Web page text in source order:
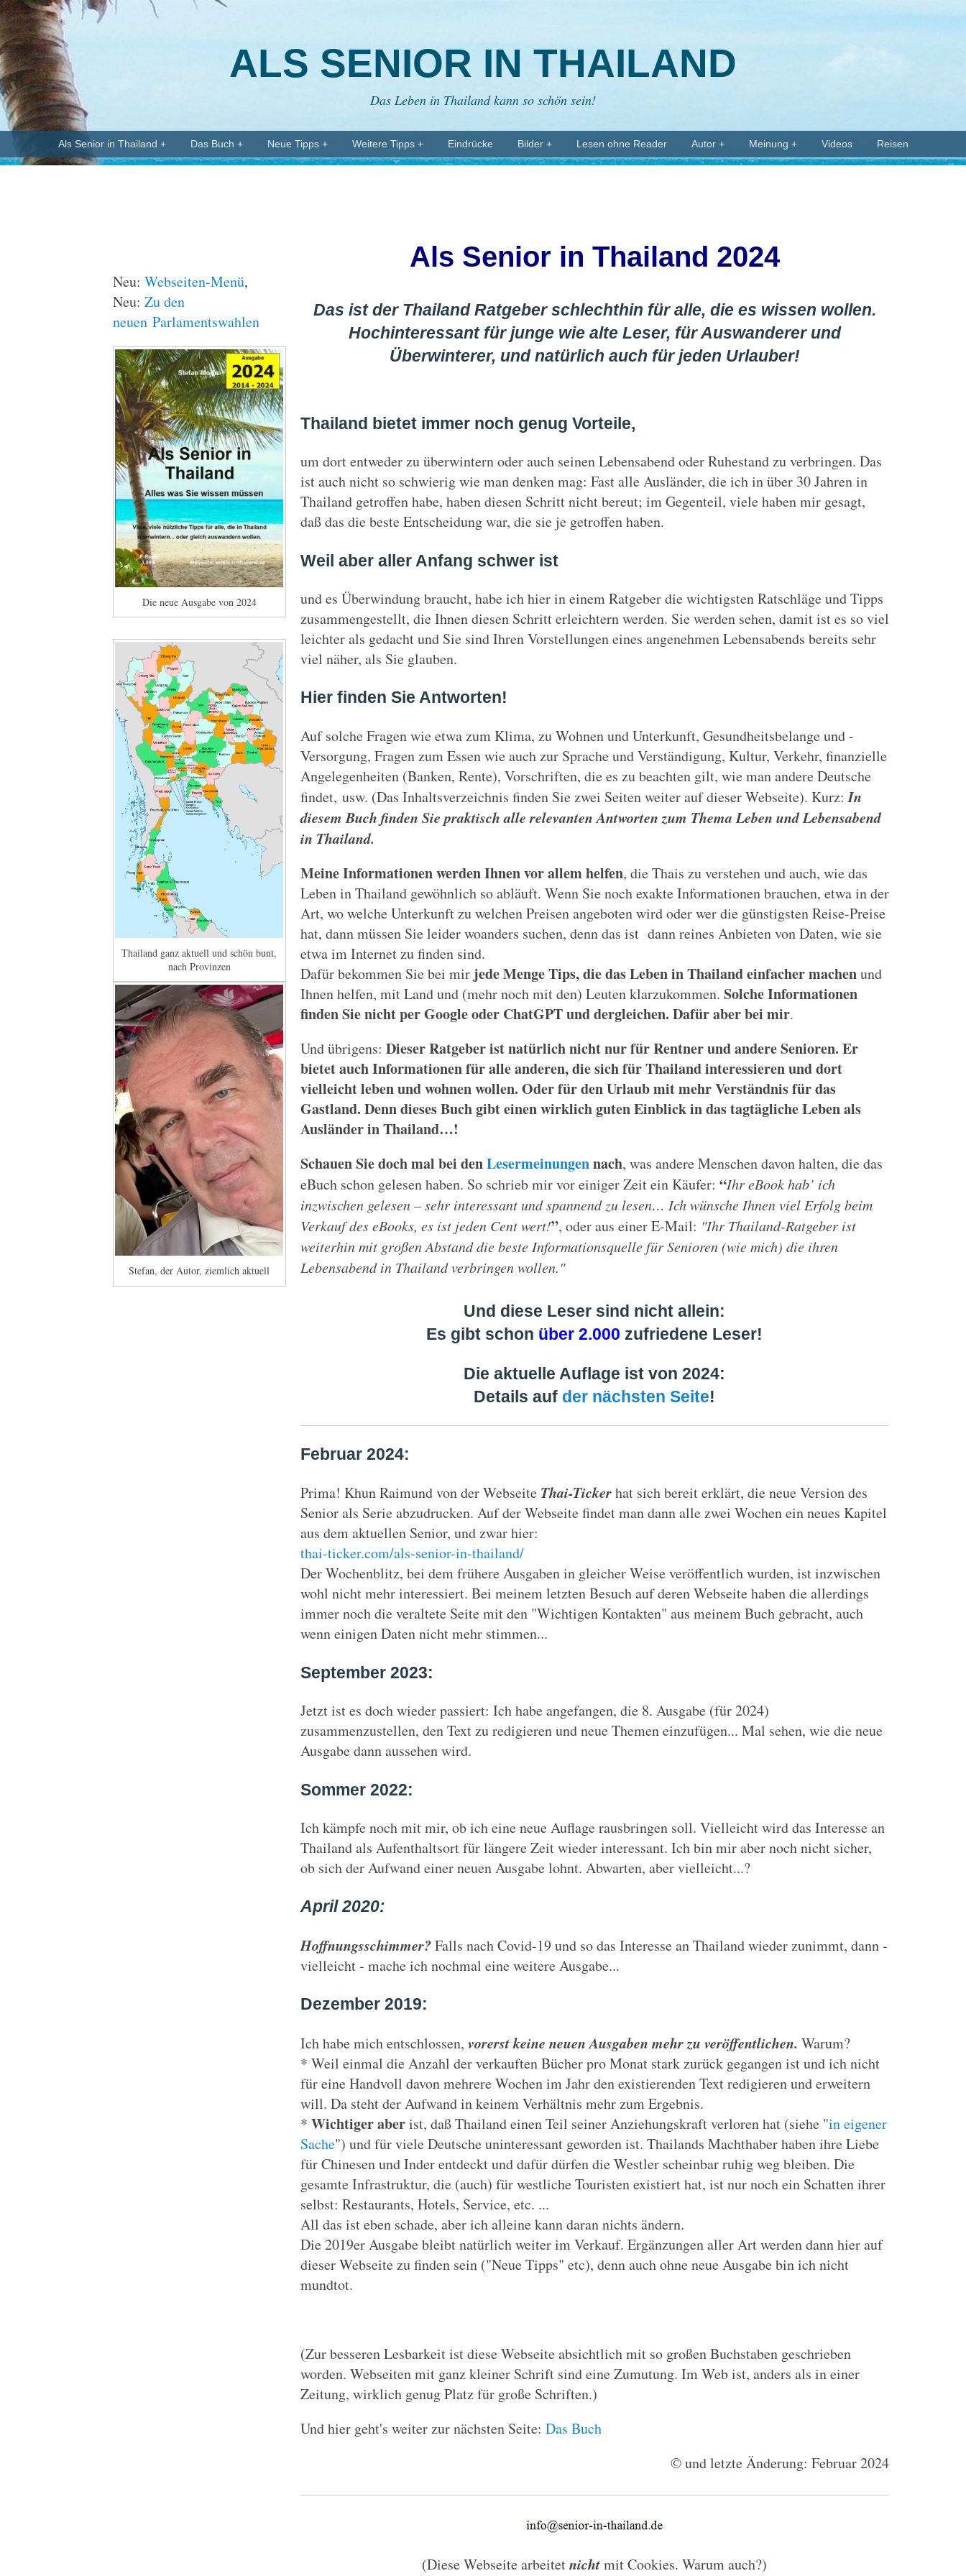
ALS SENIOR IN THAILAND
Das Leben in Thailand kann so schön sein!
to
Als Senior in Thailand + Das Buch + Neue Tipps + Weitere Tipps + Eindrücke Bilder + Lesen ohne Reader Autor + Meinung + Videos Reisen
Neu: Webseiten-Menü,
Neu: Zu den
neuen Parlamentswahlen
Die neue Ausgabe von 2024
Thailand ganz aktuell und schön bunt,
nach Provinzen
Stefan, der Autor, ziemlich aktuell
Als Senior in Thailand 2024
Das ist der Thailand Ratgeber schlechthin für alle, die es wissen wollen.
Hochinteressant für junge wie alte Leser, für Auswanderer und
Überwinterer, und natürlich auch für jeden Urlauber!
Thailand bietet immer noch genug Vorteile,
um dort entweder zu überwintern oder auch seinen Lebensabend oder Ruhestand zu verbringen. Das
ist auch nicht so schwierig wie man denken mag: Fast alle Ausländer, die ich in über 30 Jahren in
Thailand getroffen habe, haben diesen Schritt nicht bereut; im Gegenteil, viele haben mir gesagt,
daß das die beste Entscheidung war, die sie je getroffen haben.
Weil aber aller Anfang schwer ist
und es Überwindung braucht, habe ich hier in einem Ratgeber die wichtigsten Ratschläge und Tipps
zusammengestellt, die Ihnen diesen Schritt erleichtern werden. Sie werden sehen, damit ist es so viel
leichter als gedacht und Sie sind Ihren Vorstellungen eines angenehmen Lebensabends bereits sehr
viel näher, als Sie glauben.
Hier finden Sie Antworten!
Auf solche Fragen wie etwa zum Klima, zu Wohnen und Unterkunft, Gesundheitsbelange und -
Versorgung, Fragen zum Essen wie auch zur Sprache und Verständigung, Kultur, Verkehr, finanzielle
Angelegenheiten (Banken, Rente), Vorschriften, die es zu beachten gilt, wie man andere Deutsche
findet, usw. (Das Inhaltsverzeichnis finden Sie zwei Seiten weiter auf dieser Webseite). Kurz:In
diesem Buch finden Sie praktisch alle relevanten Antworten zum Thema Leben und Lebensabend
in Thailand.
Meine Informationen werden Ihnen vor allem helfen, die Thais zu verstehen und auch, wie das
Leben in Thailand gewöhnlich so abläuft. Wenn Sie noch exakte Informationen brauchen, etwa in der
Art, wo welche Unterkunft zu welchen Preisen angeboten wird oder wer die günstigsten Reise-Preise
hat, dann müssen Sie leider woanders suchen, denn das ist dann reines Anbieten von Daten, wie sie
etwa im Internet zu finden sind.
Dafür bekommen Sie bei mir jede Menge Tips, die das Leben in Thailand einfacher machenund
Ihnen helfen, mit Land und (mehr noch mit den) Leuten klarzukommen. Solche Informationen
finden Sie nicht per Google oder ChatGPT und dergleichen. Dafür aber bei mir.
Und übrigens: Dieser Ratgeber ist natürlich nicht nur für Rentner und andere Senioren. Er
bietet auch Informationen für alle anderen, die sich für Thailand interessieren und dort
vielleicht leben und wohnen wollen. Oder für den Urlaub mit mehr Verständnis für das
Gastland. Denn dieses Buch gibt einen wirklich guten Einblick in das tagtägliche Leben als
Ausländer in Thailand…!
Schauen Sie doch mal bei denLesermeinungennach, was andere Menschen davon halten, die das
eBuch schon gelesen haben. So schrieb mir vor einiger Zeit ein Käufer: “Ihr eBook hab’ ich
inzwischen gelesen – sehr interessant und spannend zu lesen… Ich wünsche Ihnen viel Erfolg beim
Verkauf des eBooks, es ist jeden Cent wert!”, oder aus einer E-Mail: "Ihr Thailand-Ratgeber ist
weiterhin mit großen Abstand die beste Informationsquelle für Senioren (wie mich) die ihren
Lebensabend in Thailand verbringen wollen."
Und diese Leser sind nicht allein:
Es gibt schon über 2.000 zufriedene Leser!
Die aktuelle Auflage ist von 2024:
Details auf der nächsten Seite!
Februar 2024:
Prima! Khun Raimund von der Webseite Thai-Tickerhat sich bereit erklärt, die neue Version des
Senior als Serie abzudrucken. Auf der Webseite findet man dann alle zwei Wochen ein neues Kapitel
aus dem aktuellen Senior, und zwar hier:
thai-ticker.com/als-senior-in-thailand/
Der Wochenblitz, bei dem frühere Ausgaben in gleicher Weise veröffentlich wurden, ist inzwischen
wohl nicht mehr interessiert. Bei meinem letzten Besuch auf deren Webseite haben die allerdings
immer noch die veraltete Seite mit den "Wichtigen Kontakten" aus meinem Buch gebracht, auch
wenn einigen Daten nicht mehr stimmen...
September 2023:
Jetzt ist es doch wieder passiert: Ich habe angefangen, die 8. Ausgabe (für 2024)
zusammenzustellen, den Text zu redigieren und neue Themen einzufügen... Mal sehen, wie die neue
Ausgabe dann aussehen wird.
Sommer 2022:
Ich kämpfe noch mit mir, ob ich eine neue Auflage rausbringen soll. Vielleicht wird das Interesse an
Thailand als Aufenthaltsort für längere Zeit wieder interessant. Ich bin mir aber noch nicht sicher,
ob sich der Aufwand einer neuen Ausgabe lohnt. Abwarten, aber vielleicht...?
April 2020:
Hoffnungsschimmer?Falls nach Covid-19 und so das Interesse an Thailand wieder zunimmt, dann -
vielleicht - mache ich nochmal eine weitere Ausgabe...
Dezember 2019:
Ich habe mich entschlossen, vorerstkeine neuen Ausgaben mehr zu veröffentlichen. Warum?
* Weil einmal die Anzahl der verkauften Bücher pro Monat stark zurück gegangen ist und ich nicht
für eine Handvoll davon mehrere Wochen im Jahr den existierenden Text redigieren und erweitern
will. Da steht der Aufwand in keinem Verhältnis mehr zum Ergebnis.
* Wichtiger aberist, daß Thailand einen Teil seiner Anziehungskraft verloren hat (siehe "in eigener
Sache") und für viele Deutsche uninteressant geworden ist. Thailands Machthaber haben ihre Liebe
für Chinesen und Inder entdeckt und dafür dürfen die Westler scheinbar ruhig weg bleiben. Die
gesamte Infrastruktur, die (auch) für westliche Touristen existiert hat, ist nur noch ein Schatten ihrer
selbst: Restaurants, Hotels, Service, etc. ...
All das ist eben schade, aber ich alleine kann daran nichts ändern.
Die 2019er Ausgabe bleibt natürlich weiter im Verkauf. Ergänzungen aller Art werden dann hier auf
dieser Webseite zu finden sein ("Neue Tipps" etc), denn auch ohne neue Ausgabe bin ich nicht
mundtot.
(Zur besseren Lesbarkeit ist diese Webseite absichtlich mit so großen Buchstaben geschrieben
worden. Webseiten mit ganz kleiner Schrift sind eine Zumutung. Im Web ist, anders als in einer
Zeitung, wirklich genug Platz für große Schriften.)
Und hier geht's weiter zur nächsten Seite: Das Buch
© und letzte Änderung: Februar 2024
(Diese Webseite arbeitetnichtmit Cookies. Warum auch?)